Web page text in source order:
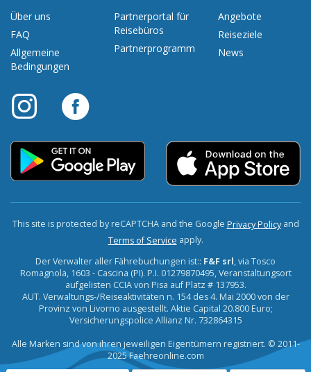
Über uns
FAQ
Allgemeine
Bedingungen
Partnerportal für
Reisebüros
Partnerprogramm
Angebote
Reiseziele
News
This site is protected by reCAPTCHA and the Google Privacy Policyand
Terms of Service apply.
Der Verwalter aller Fährebuchungen ist:: F&F srl, via Tosco
Romagnola, 1603 - Cascina (PI). P.I. 01279870495, Veranstaltungsort
aufgelisten CCIA von Pisa auf Platz # 137953.
AUT. Verwaltungs-/Reiseaktivitäten n. 154 des 4. Mai 2000 von der
Provinz von Livorno ausgestellt. Aktie Capital 20.800 Euro;
Versicherungspolice Allianz Nr. 732864315
Alle Marken sind von ihren jeweiligen Eigentümern registriert. © 2011-
2025 Faehreonline.com